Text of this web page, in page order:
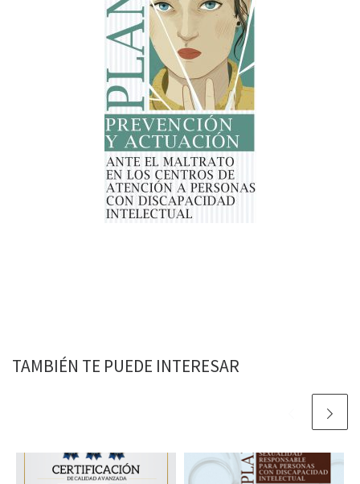
TAMBIÉN TE PUEDE INTERESAR